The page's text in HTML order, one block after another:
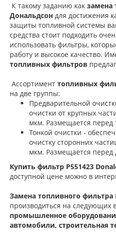
К такому заданию как замена
Дональдсон для достижения
защиты топливной системы
средства стоит подходить
использовать фильтры,
работу и высокое качество.
топливных фильтров
Ассортимент топливных
на две группы:
Предварительной
очистки от крупных
мкм. Размещается
Тонкой очистки -
очистку сторонних
мкм. Размещается перед
Купить фильтр P551423
доступной цене можно в
Замена топливного фильтра
производиться на следующих
промышленное
автомобили, строительная